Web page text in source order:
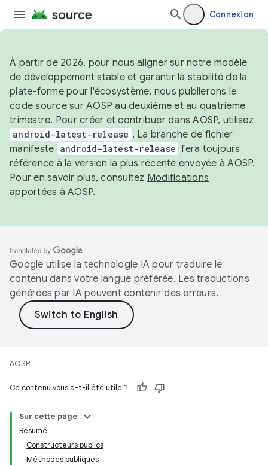
Connexion
À partir de 2026, pour nous aligner sur notre modèle
de développement stable et garantir la stabilité de la
plate-forme pour l'écosystème, nous publierons le
code source sur AOSP au deuxième et au quatrième
trimestre. Pour créer et contribuer dans AOSP, utilisez
android-latest-release . La branche de fichier
manifeste android-latest-release fera toujours
référence à la version la plus récente envoyée à AOSP.
Pour en savoir plus, consultez Modifications
apportées à AOSP.
Google utilise la technologie IA pour traduire le
contenu dans votre langue préférée. Les traductions
générées par IA peuvent contenir des erreurs.
AOSP
Ce contenu vous a-t-il été utile ?
Sur cette page
Résumé
Constructeurs publics
Méthodes publiques